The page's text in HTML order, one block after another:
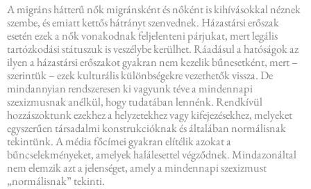
A migráns hátterű nők migránsként és nőként is kihívásokkal néznek
szembe, és emiatt kettős hátrányt szenvednek. Házastársi erőszak
esetén ezek a nők vonakodnak feljelenteni párjukat, mert legális
tartózkodási státuszuk is veszélybe kerülhet. Ráadásul a hatóságok az
ilyen a házastársi erőszakot gyakran nem kezelik bűnesetként, mert –
szerintük – ezek kulturális különbségekre vezethetők vissza. De
mindannyian rendszeresen ki vagyunk téve a mindennapi
szexizmusnak anélkül, hogy tudatában lennénk. Rendkívül
hozzászoktunk ezekhez a helyzetekhez vagy kifejezésekhez, melyeket
egyszerűen társadalmi konstrukcióknak és általában normálisnak
tekintünk. A média főcímei gyakran elítélik azokat a
bűncselekményeket, amelyek halálesettel végződnek. Mindazonáltal
nem elemzik azt a jelenséget, amely a mindennapi szexizmust
„normálisnak” tekinti.